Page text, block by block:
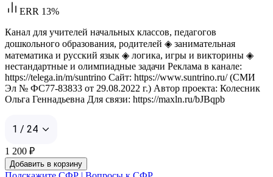
ERR 13%
Канал для учителей начальных классов, педагогов
дошкольного образования, родителей ◈ занимательная
математика и русский язык ◈ логика, игры и викторины ◈
нестандартные и олимпиадные задачи Реклама в канале:
https://telega.in/m/suntrino Сайт: https://www.suntrino.ru/ (СМИ
Эл № ФС77-83833 от 29.08.2022 г.) Автор проекта: Колесник
Ольга Геннадьевна Для связи: https://maxln.ru/bJBqpb
1 / 24
1 200 ₽
Добавить в корзину